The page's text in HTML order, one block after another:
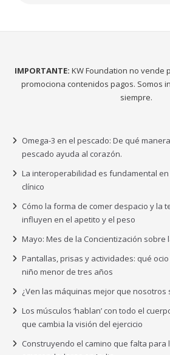
IMPORTANTE: KW Foundation no vende
promociona contenidos pagos. Somos
siempre.
Omega-3 en el pescado: De qué
pescado ayuda al corazón.
La interoperabilidad es fundamental
clínico
Cómo la forma de comer despacio y la
influyen en el apetito y el peso
Mayo: Mes de la Concientización sobre
Pantallas, prisas y actividades: qué
niño menor de tres años
¿Ven las máquinas mejor que nosotros
Los músculos ‘hablan’ con todo el
que cambia la visión del ejercicio
Construyendo el camino que falta para